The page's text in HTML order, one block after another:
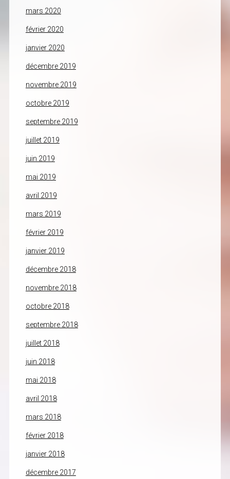
mars 2020
février 2020
janvier 2020
décembre 2019
novembre 2019
octobre 2019
septembre 2019
juillet 2019
juin 2019
mai 2019
avril 2019
mars 2019
février 2019
janvier 2019
décembre 2018
novembre 2018
octobre 2018
septembre 2018
juillet 2018
juin 2018
mai 2018
avril 2018
mars 2018
février 2018
janvier 2018
décembre 2017